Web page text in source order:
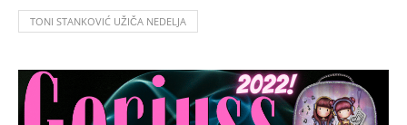
TONI STANKOVIĆ UŽIČA NEDELJA